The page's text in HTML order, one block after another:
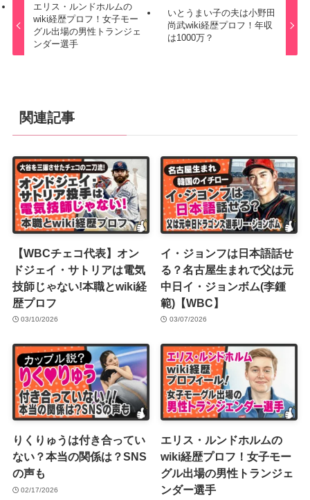
エリス・ルンドホルムの
wiki経歴プロフ！女子モー
グル出場の男性トランジェ
ンダー選手
いとうまい子の夫は小野田
尚武wiki経歴プロフ！年収
は1000万？
関連記事
【WBCチェコ代表】オン
ドジェイ・サトリアは電気
技師じゃない!本職とwiki経
歴プロフ
03/10/2026
イ・ジョンフは日本語話せ
る？名古屋生まれで父は元
中日イ・ジョンボム(李鍾
範)【WBC】
03/07/2026
りくりゅうは付き合ってい
ない？本当の関係は？SNS
の声も
02/17/2026
エリス・ルンドホルムの
wiki経歴プロフ！女子モー
グル出場の男性トランジェ
ンダー選手